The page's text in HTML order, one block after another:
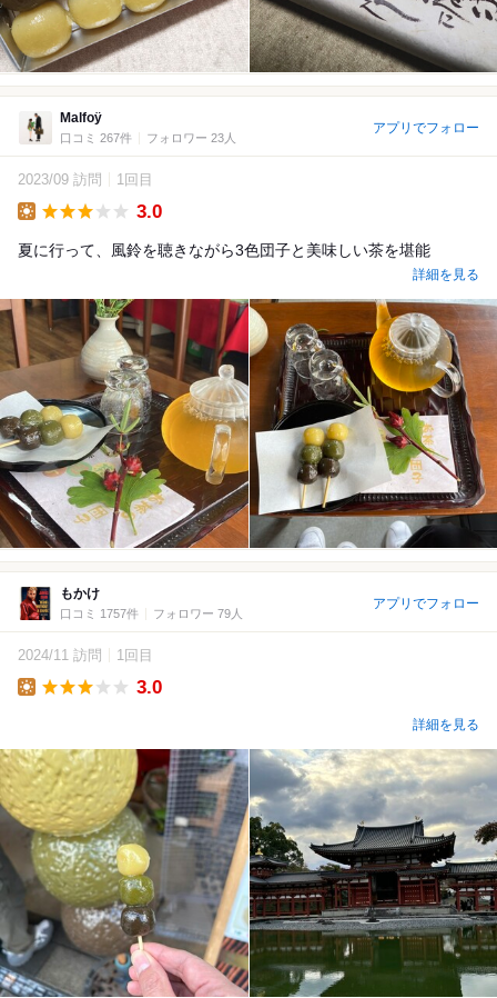
Malfoÿ
口コミ 267件 フォロワー 23人
アプリでフォロー
2023/09 訪問 1回目
3.0
夏に行って、風鈴を聴きながら3色団子と美味しい茶を堪能
詳細を見る
もかけ
口コミ 1757件 フォロワー 79人
アプリでフォロー
2024/11 訪問 1回目
3.0
詳細を見る